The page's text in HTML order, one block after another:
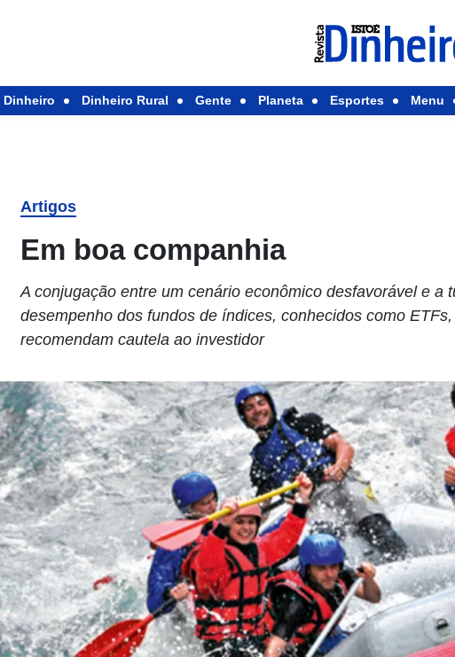
Dinheiro Dinheiro Rural Gente Planeta Esportes Menu
Artigos
Em boa companhia
A conjugação entre um cenário econômico desfavorável e a
desempenho dos fundos de índices, conhecidos como
recomendam cautela ao investidor